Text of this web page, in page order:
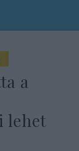
a
lehet